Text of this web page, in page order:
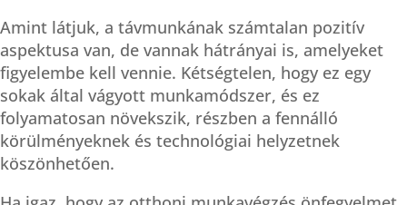
Amint látjuk, a távmunkának számtalan pozitív
aspektusa van, de vannak hátrányai is, amelyeket
figyelembe kell vennie. Kétségtelen, hogy ez egy
sokak által vágyott munkamódszer, és ez
folyamatosan növekszik, részben a fennálló
körülményeknek és technológiai helyzetnek
köszönhetően.